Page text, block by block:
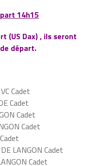
14h15
(US Dax) , ils seront
départ.
Cadet
Cadet
Cadet
Cadet
LANGON Cadet
Cadet